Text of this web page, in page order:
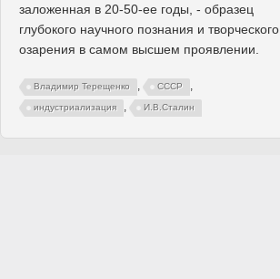
заложенная в 20-50-ее годы, - образец
глубокого научного познания и творческого
озарения в самом высшем проявлении.
Владимир Терещенко , СССР ,
индустриализация , И.В.Сталин